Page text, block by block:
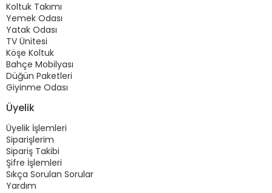
Koltuk Takımı
Yemek Odası
Yatak Odası
TV Ünitesi
Köşe Koltuk
Bahçe Mobilyası
Düğün Paketleri
Giyinme Odası
Üyelik
Üyelik İşlemleri
Siparişlerim
Sipariş Takibi
Şifre İşlemleri
Sıkça Sorulan Sorular
Yardım